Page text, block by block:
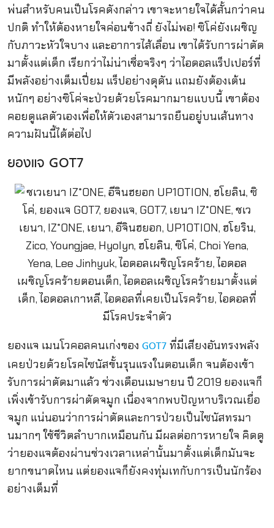
พ่นสำหรับคนเป็นโรคดังกล่าว เขาจะหายใจได้สั้นกว่าคน
ปกติ ทำให้ต้องหายใจค่อนข้างถี่ ยังไม่พอ! ซิโค่ยังเผชิญ
กับภาวะหัวใจบาง และอาการไส้เลื่อน เขาได้รับการผ่าตัด
มาตั้งแต่เด็ก เรียกว่าไม่น่าเชื่อจริงๆ ว่าไอดอลแร็ปเปอร์ที่
มีพลังอย่างเต็มเปี่ยม แร็ปอย่างดุดัน แถมยังต้องเต้น
หนักๆ อย่างซิโค่จะป่วยด้วยโรคมากมายแบบนี้ เขาต้อง
คอยดูแลตัวเองเพื่อให้ตัวเองสามารถยืนอยู่บนเส้นทาง
ความฝันนี้ได้ต่อไป
ยองแจ GOT7
ยองแจ เมนโวคอลคนเก่งของ GOT7 ที่มีเสียงอันทรงพลัง
เคยป่วยด้วยโรคไซนัสขั้นรุนแรงในตอนเด็ก จนต้องเข้า
รับการผ่าตัดมาแล้ว ช่วงเดือนเมษายน ปี 2019 ยองแจก็
เพิ่งเข้ารับการผ่าตัดจมูก เนื่องจากพบปัญหาบริเวณเยื่อ
จมูก แน่นอนว่าการผ่าตัดและการป่วยเป็นไซนัสทรมา
นมากๆ ใช้ชีวิตลำบากเหมือนกัน มีผลต่อการหายใจ คิดดู
ว่ายองแจต้องผ่านช่วงเวลาเหล่านั้นมาตั้งแต่เด็กมันจะ
ยากขนาดไหน แต่ยองแจก็ยังคงทุ่มเทกับการเป็นนักร้อง
อย่างเต็มที่